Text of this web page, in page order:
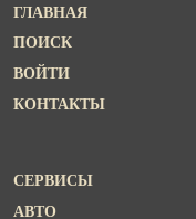
ГЛАВНАЯ
ПОИСК
ВОЙТИ
КОНТАКТЫ
СЕРВИСЫ
АВТО